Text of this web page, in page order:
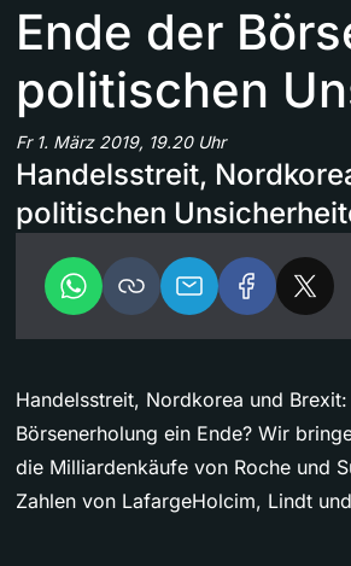
Ende der
politischen
Fr 1. März 2019, 19.20 Uhr
Handelsstreit,
politischen
Handelsstreit, Nordkorea und
Börsenerholung ein Ende? Wir
die Milliardenkäufe von Roche und
Zahlen von LafargeHolcim, Lindt